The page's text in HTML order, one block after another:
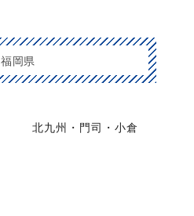
福岡県
北九州・門司・小倉